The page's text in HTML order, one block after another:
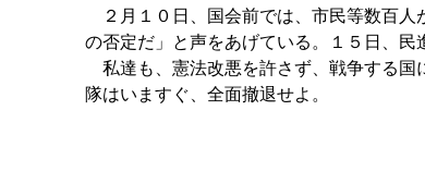
２月１０日、国会前では、市民等数百人
の否定だ」と声をあげている。１５日、民
私達も、憲法改悪を許さず、戦争する国
隊はいますぐ、全面撤退せよ。